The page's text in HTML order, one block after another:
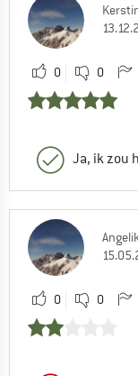
0 0
Ja, ik zou
0 0